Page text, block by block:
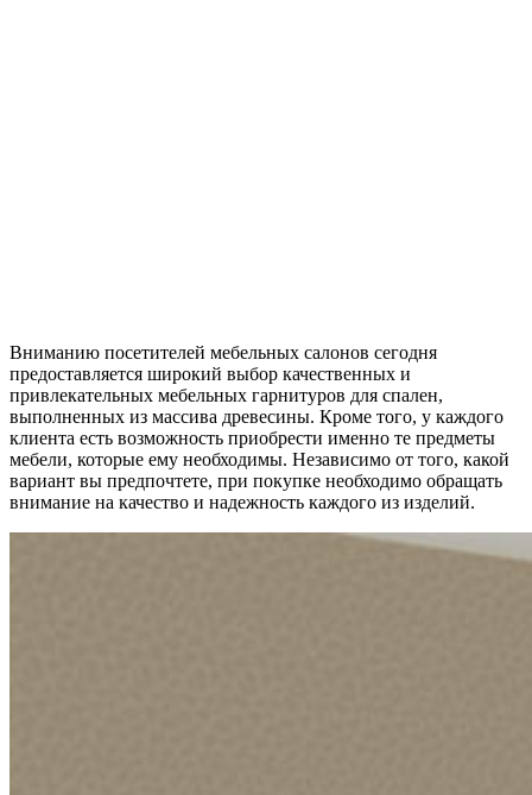
Вниманию посетителей мебельных салонов сегодня
предоставляется широкий выбор качественных и
привлекательных мебельных гарнитуров для спален,
выполненных из массива древесины. Кроме того, у каждого
клиента есть возможность приобрести именно те предметы
мебели, которые ему необходимы. Независимо от того, какой
вариант вы предпочтете, при покупке необходимо обращать
внимание на качество и надежность каждого из изделий.